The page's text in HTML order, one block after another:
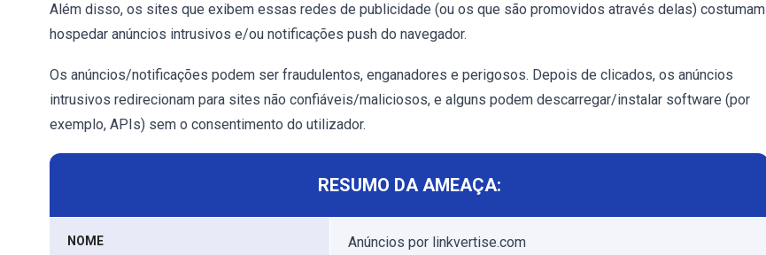
Além disso, os sites que exibem essas redes de publicidade (ou os que são promovidos através delas) costumam
hospedar anúncios intrusivos e/ou notificações push do navegador.
Os anúncios/notificações podem ser fraudulentos, enganadores e perigosos. Depois de clicados, os anúncios
intrusivos redirecionam para sites não confiáveis/maliciosos, e alguns podem descarregar/instalar software (por
exemplo, APIs) sem o consentimento do utilizador.
RESUMO DA AMEAÇA:
NOME Anúncios por linkvertise.com